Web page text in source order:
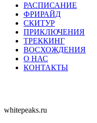
РАСПИСАНИЕ
ФРИРАЙД
СКИТУР
ПРИКЛЮЧЕНИЯ
ТРЕККИНГ
ВОСХОЖДЕНИЯ
О НАС
КОНТАКТЫ
whitepeaks.ru